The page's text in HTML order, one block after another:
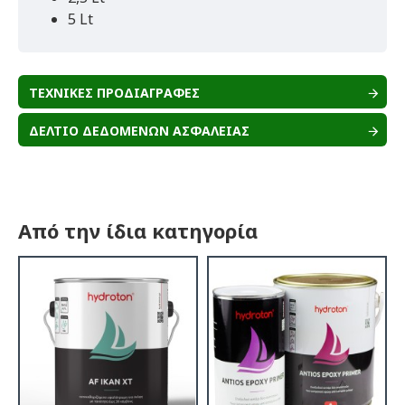
5 Lt
ΤΕΧΝΙΚΕΣ ΠΡΟΔΙΑΓΡΑΦΕΣ
ΔΕΛΤΙΟ ΔΕΔΟΜΕΝΩΝ ΑΣΦΑΛΕΙΑΣ
Από την ίδια κατηγορία